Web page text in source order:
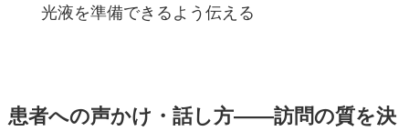
光液を準備できるよう伝える
患者への声かけ・話し方——訪問の質を決